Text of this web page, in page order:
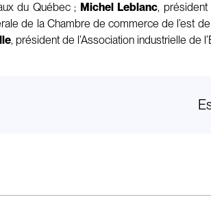
du Québec ; Michel Leblanc,
de la Chambre de commerce de l’est
, président de l’Association industrielle de